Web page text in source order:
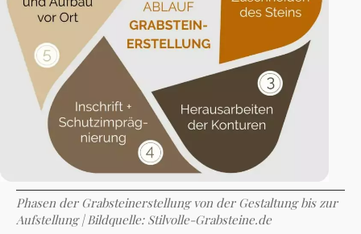
Phasen der Grabsteinerstellung von der Gestaltung bis zur
Aufstellung | Bildquelle: Stilvolle-Grabsteine.de